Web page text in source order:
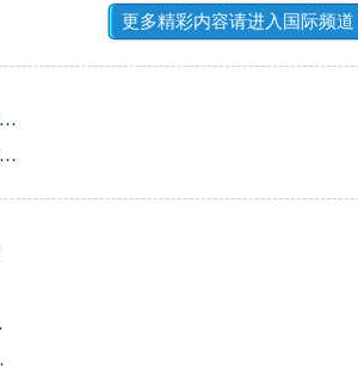
更多精彩内容请进入国际频道